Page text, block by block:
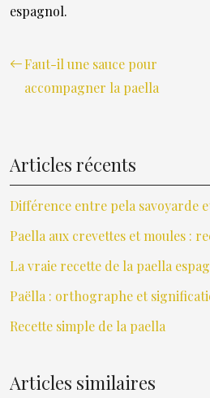
espagnol.
Faut-il une sauce pour
accompagner la paella
Articles récents
Différence entre pela savoyarde
Paella aux crevettes et moules :
La vraie recette de la paella
Paëlla : orthographe et
Recette simple de la paella
Articles similaires